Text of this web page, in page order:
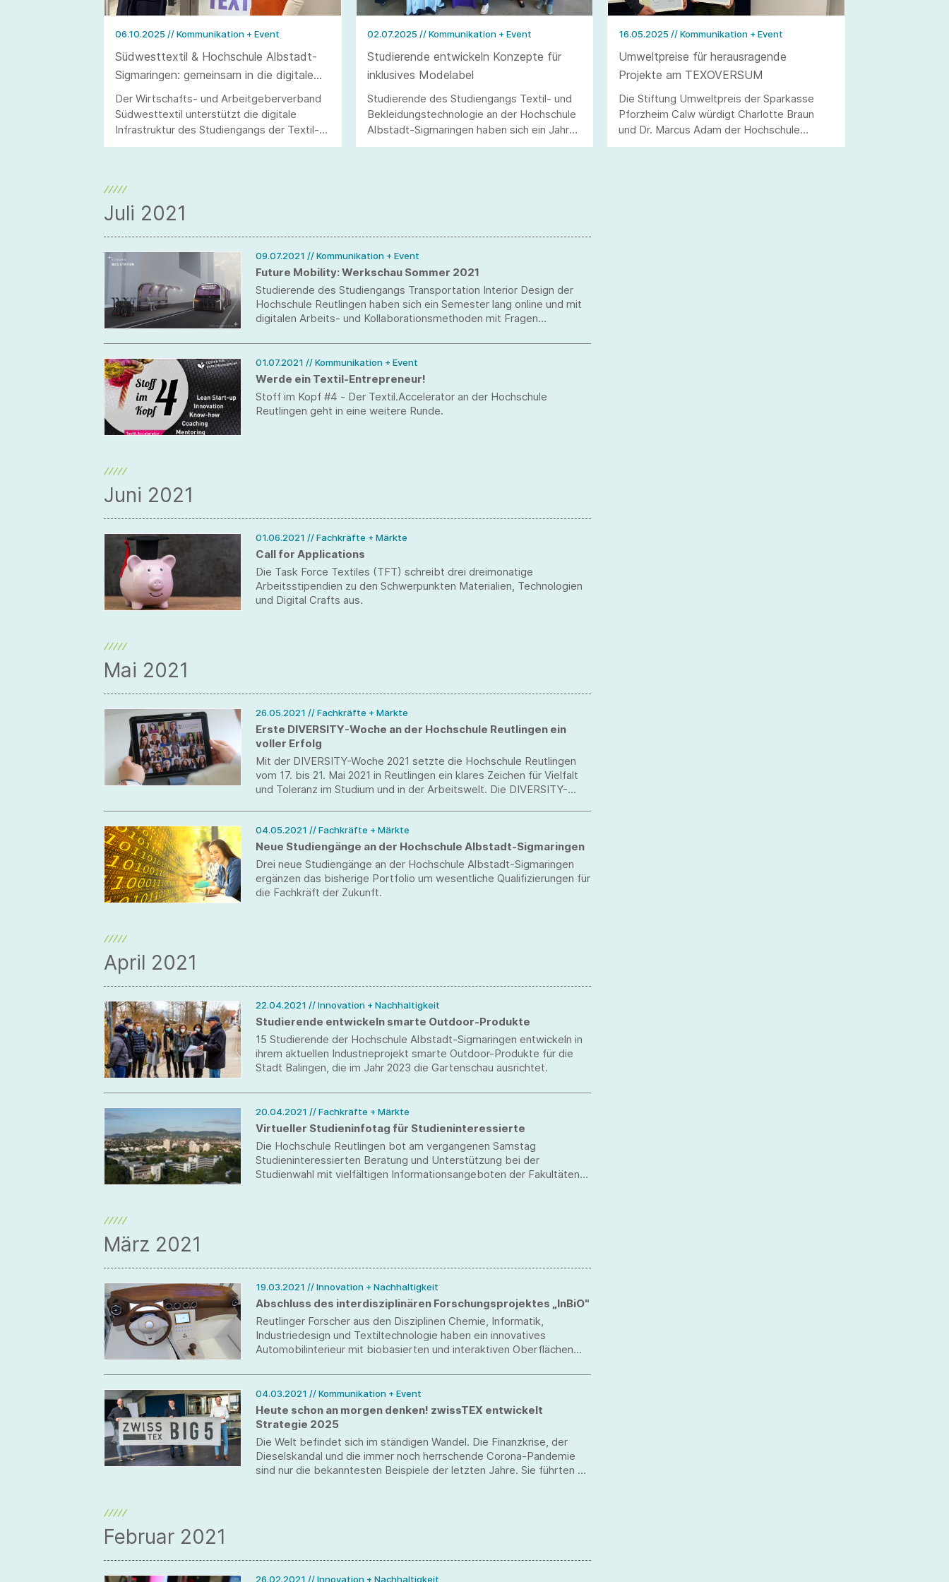
06.10.2025 // Kommunikation + Event
Südwesttextil & Hochschule Albstadt-
Sigmaringen: gemeinsam in die digitale
Zukunft
Der Wirtschafts- und Arbeitgeberverband
Südwesttextil unterstützt die digitale
Infrastruktur des Studiengangs der Textil-
und Bekleidungstechnologie der
02.07.2025 // Kommunikation + Event
Studierende entwickeln Konzepte für
inklusives Modelabel
Studierende des Studiengangs Textil- und
Bekleidungstechnologie an der Hochschule
Albstadt-Sigmaringen haben sich ein Jahr
intensiv mit dem inklusiven Modelabel
16.05.2025// Kommunikation + Event
Umweltpreise für herausragende
Projekte am TEXOVERSUM
Die Stiftung Umweltpreis der Sparkasse
Pforzheim Calw würdigt Charlotte Braun
und Dr. Marcus Adam der Hochschule
Reutlingen für ihr Engagement im Bereich
Juli 2021
09.07.2021 // Kommunikation + Event
Future Mobility: Werkschau Sommer 2021
Studierende des Studiengangs Transportation Interior Design der
Hochschule Reutlingen haben sich ein Semester lang online und mit
digitalen Arbeits- und Kollaborationsmethoden mit Fragen
präsentieren die Studierenden nun im Rahmen einer virtuellen
Ausstellung und am 16. Juli ebenfalls live online.
01.07.2021 // Kommunikation + Event
Werde ein Textil-Entrepreneur!
Stoff im Kopf #4 - Der Textil.Accelerator an der Hochschule
Reutlingen geht in eine weitere Runde.
Juni 2021
01.06.2021 // Fachkräfte + Märkte
Call for Applications
Die Task Force Textiles (TFT) schreibt drei dreimonatige
Arbeitsstipendien zu den Schwerpunkten Materialien, Technologien
und Digital Crafts aus.
Mai 2021
26.05.2021 // Fachkräfte + Märkte
Erste DIVERSITY-Woche an der Hochschule Reutlingen ein
voller Erfolg
Mit der DIVERSITY-Woche 2021 setzte die Hochschule Reutlingen
vom 17. bis 21. Mai 2021 in Reutlingen ein klares Zeichen für Vielfalt
und Toleranz im Studium und in der Arbeitswelt. Die DIVERSITY-
zeigen für Vielfalt“ zum ersten Mal statt.
04.05.2021 // Fachkräfte + Märkte
Neue Studiengänge an der Hochschule Albstadt-Sigmaringen
Drei neue Studiengänge an der Hochschule Albstadt-Sigmaringen
ergänzen das bisherige Portfolio um wesentliche Qualifizierungen für
die Fachkräft der Zukunft.
April 2021
22.04.2021 // Innovation + Nachhaltigkeit
Studierende entwickeln smarte Outdoor-Produkte
15 Studierende der Hochschule Albstadt-Sigmaringen entwickeln in
ihrem aktuellen Industrieprojekt smarte Outdoor-Produkte für die
Stadt Balingen, die im Jahr 2023 die Gartenschau ausrichtet.
20.04.2021 // Fachkräfte + Märkte
Virtueller Studieninfotag für Studieninteressierte
Die Hochschule Reutlingen bot am vergangenen Samstag
Studieninteressierten Beratung und Unterstützung bei der
Studienwahl mit vielfältigen Informationsangeboten der Fakultäten
März 2021
19.03.2021 // Innovation + Nachhaltigkeit
Abschluss des interdisziplinären Forschungsprojektes „InBiO"
Reutlinger Forscher aus den Disziplinen Chemie, Informatik,
Industriedesign und Textiltechnologie haben ein innovatives
Automobilinterieur mit biobasierten und interaktiven Oberflächen
04.03.2021 // Kommunikation + Event
Heute schon an morgen denken! zwissTEX entwickelt
Strategie 2025
Die Welt befindet sich im ständigen Wandel. Die Finanzkrise, der
Dieselskandal und die immer noch herrschende Corona-Pandemie
sind nur die bekanntesten Beispiele der letzten Jahre. Sie führten zu
Februar 2021
26.02.2021 // Innovation + Nachhaltigkeit